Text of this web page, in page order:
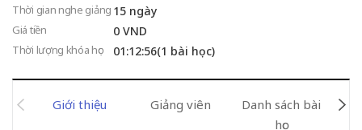
Thời gian nghe giảng 15 ngày
Giá tiền 0 VND
Thời lượng khóa học 01:12:56(1 bài học)
Giới thiệu Giảng viên
Danh sách bài
học